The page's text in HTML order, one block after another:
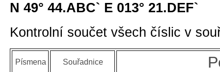
N 49° 44.ABC` E 013° 21.DEF`
Kontrolní součet všech číslic v
Písmena Souřadnice